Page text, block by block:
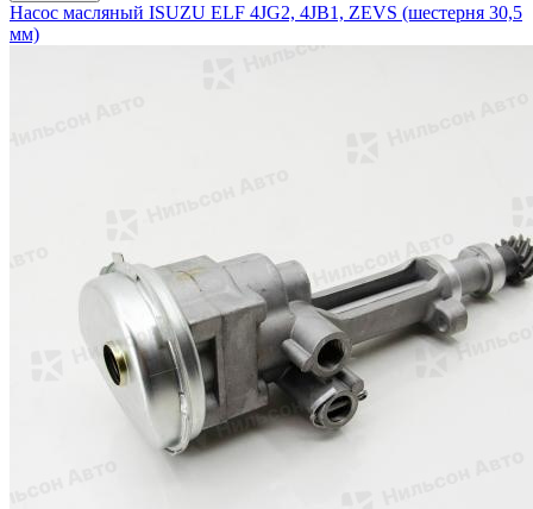
Насос масляный ISUZU ELF 4JG2, 4JB1, ZEVS (шестерня 30,5
мм)